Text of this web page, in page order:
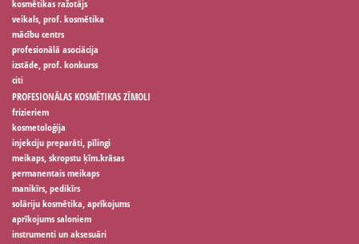
kosmētikas ražotājs
veikals, prof. kosmētika
mācību centrs
profesionālā asociācija
izstāde, prof. konkurss
citi
PROFESIONĀLAS KOSMĒTIKAS ZĪMOLI
frizieriem
kosmetoloģija
injekciju preparāti, pīlingi
meikaps, skropstu ķīm.krāsas
permanentais meikaps
manikīrs, pedikīrs
solāriju kosmētika, aprīkojums
aprīkojums saloniem
instrumenti un aksesuāri